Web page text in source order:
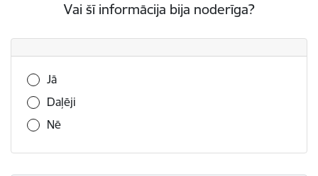
Vai šī informācija bija noderīga?
Vai šī informācija bija noderīga?
Jā
Daļēji
Nē